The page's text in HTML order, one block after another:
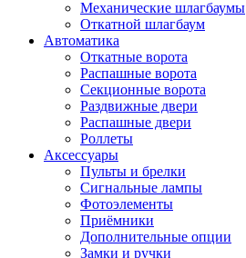
Механические шлагбаумы
Откатной шлагбаум
Автоматика
Откатные ворота
Распашные ворота
Секционные ворота
Раздвижные двери
Распашные двери
Роллеты
Аксессуары
Пульты и брелки
Сигнальные лампы
Фотоэлементы
Приёмники
Дополнительные опции
Замки и ручки